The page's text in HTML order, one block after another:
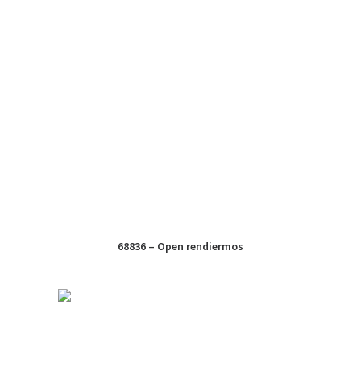
68836 – Open rendiermos